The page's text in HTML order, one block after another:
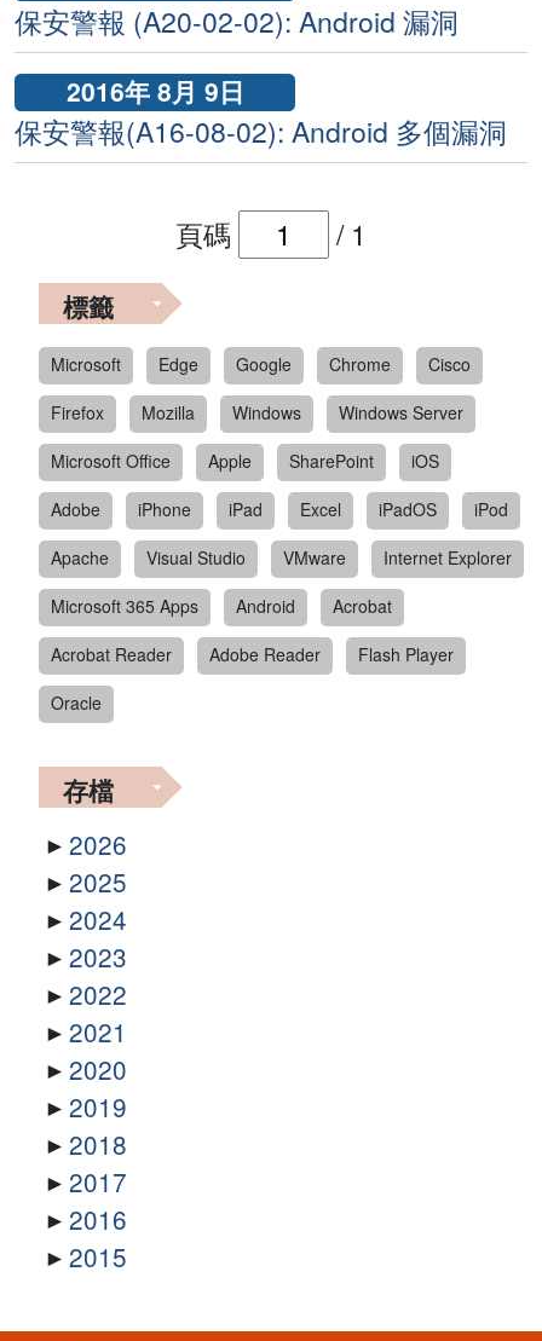
保安警報 (A20-02-02): Android 漏洞
2016年 8月 9日
保安警報(A16-08-02): Android 多個漏洞
頁碼 / 1
標籤
Microsoft Edge Google Chrome
Cisco
Firefox
Mozilla Windows
Windows Server
Microsoft Office
Apple SharePoint
iOS
Adobe
iPhone iPad Excel iPadOS
iPod
Apache
Visual Studio VMware
Internet Explorer
Microsoft 365 Apps
Android
Acrobat
Acrobat Reader
Adobe Reader
Flash Player
Oracle
存檔
2026
2025
2024
2023
2022
2021
2020
2019
2018
2017
2016
2015